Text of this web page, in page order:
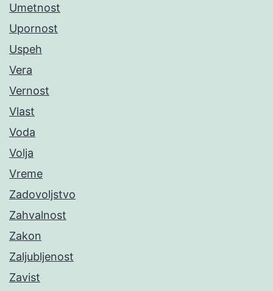
Umetnost
Upornost
Uspeh
Vera
Vernost
Vlast
Voda
Volja
Vreme
Zadovoljstvo
Zahvalnost
Zakon
Zaljubljenost
Zavist